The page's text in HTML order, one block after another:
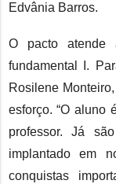
Edvânia Barros.
O pacto
fundamental I.
Rosilene
esforço. “O aluno
professor. Já
implantado em
conquistas